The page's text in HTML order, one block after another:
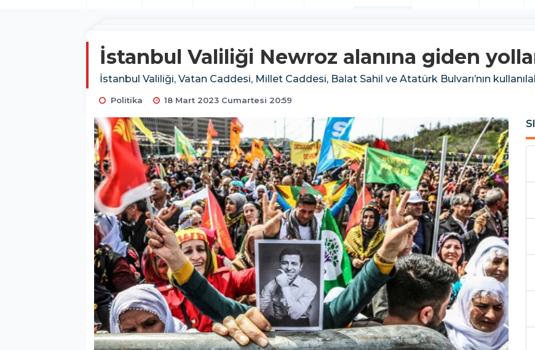
İstanbul Valiliği Newroz alanına giden
İstanbul Valiliği, Vatan Caddesi, Millet Caddesi, Balat Sahil ve Atatürk Bulvarı’nın
Politika 18 Mart 2023 Cumartesi 20:59